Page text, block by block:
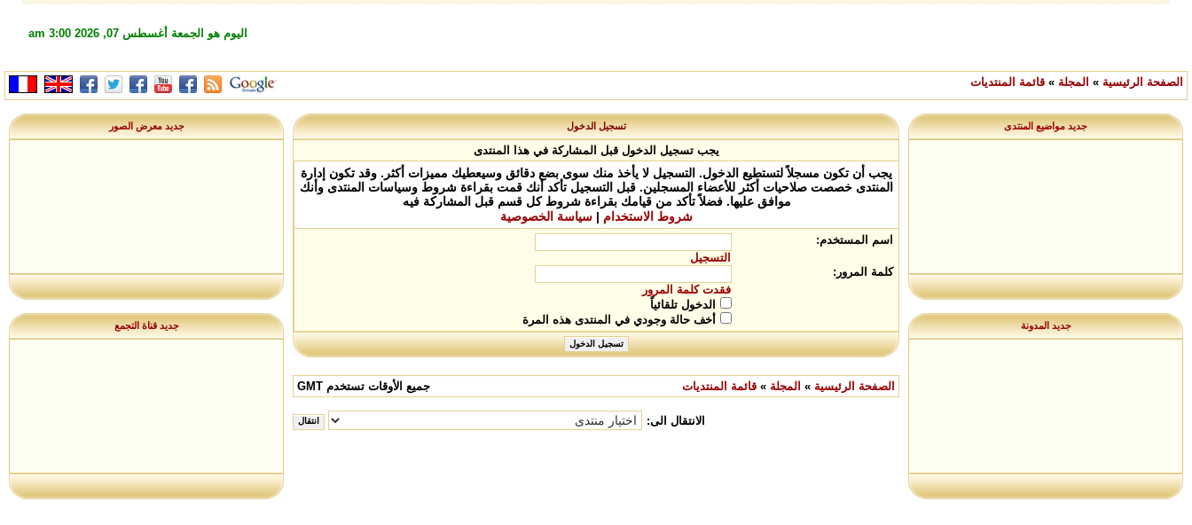
اليوم هو الجمعة أغسطس 07, 2026 3:00 am
الصفحة الرئيسية » المجلة » قائمة المنتديات
جديد مواضيع المنتدى
جديد المدونة
تسجيل الدخول
يجب تسجيل الدخول قبل المشاركة في هذا المنتدى
يجب أن تكون مسجلاً لتستطيع الدخول. التسجيل لا يأخذ منك سوى بضع دقائق وسيعطيك مميزات أكثر. وقد تكون إدارة
المنتدى خصصت صلاحيات أكثر للأعضاء المسجلين. قبل التسجيل تأكد أنك قمت بقراءة شروط وسياسات المنتدى وأنك
موافق عليها. فضلاً تأكد من قيامك بقراءة شروط كل قسم قبل المشاركة فيه
شروط الاستخدام | سياسة الخصوصية
اسم المستخدم:
التسجيل
كلمة المرور:
فقدت كلمة المرور
الدخول تلقائياً
أخف حالة وجودي في المنتدى هذه المرة
الصفحة الرئيسية » المجلة » قائمة المنتديات جميع الأوقات تستخدم GMT
الانتقال الى:
جديد معرض الصور
جديد قناة التجمع